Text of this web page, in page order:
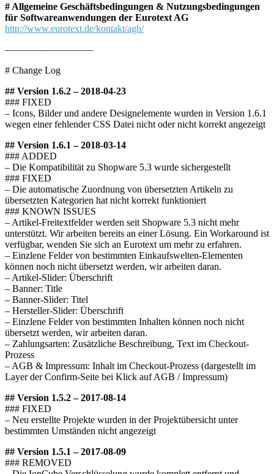
# Allgemeine Geschäftsbedingungen & Nutzungsbedingungen
für Softwareanwendungen der Eurotext AG
http://www.eurotext.de/kontakt/agb/
—————————
# Change Log
## Version 1.6.2 – 2018-04-23
### FIXED
– Icons, Bilder und andere Designelemente wurden in Version 1.6.1
wegen einer fehlender CSS Datei nicht oder nicht korrekt angezeigt
## Version 1.6.1 – 2018-03-14
### ADDED
– Die Kompatibilität zu Shopware 5.3 wurde sichergestellt
### FIXED
– Die automatische Zuordnung von übersetzten Artikeln zu
übersetzten Kategorien hat nicht korrekt funktioniert
### KNOWN ISSUES
– Artikel-Freitextfelder werden seit Shopware 5.3 nicht mehr
unterstützt. Wir arbeiten bereits an einer Lösung. Ein Workaround ist
verfügbar, wenden Sie sich an Eurotext um mehr zu erfahren.
– Einzlene Felder von bestimmten Einkaufswelten-Elementen
können noch nicht übersetzt werden, wir arbeiten daran.
– Artikel-Slider: Überschrift
– Banner: Title
– Banner-Slider: Titel
– Hersteller-Slider: Überschrift
– Einzlene Felder von bestimmten Inhalten können noch nicht
übersetzt werden, wir arbeiten daran.
– Zahlungsarten: Zusätzliche Beschreibung, Text im Checkout-
Prozess
– AGB & Impressum: Inhalt im Checkout-Prozess (dargestellt im
Layer der Confirm-Seite bei Klick auf AGB / Impressum)
## Version 1.5.2 – 2017-08-14
### FIXED
– Neu erstellte Projekte wurden in der Projektübersicht unter
bestimmten Umständen nicht angezeigt
## Version 1.5.1 – 2017-08-09
### REMOVED